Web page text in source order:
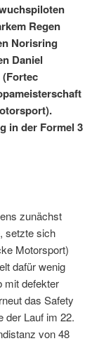
Regen
Norisring
Daniel
in der Formel 3
zunächst
setzte sich
Motorsport)
dafür wenig
mit defekter
das Safety
der Lauf im 22.
von 48